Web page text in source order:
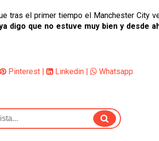
tras el primer tiempo el Manchester City
digo que no estuve muy bien y desde
Pinterest | Linkedin | Whatsapp